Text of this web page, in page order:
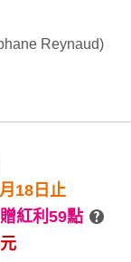
Reynaud)
18日止
贈紅利59點